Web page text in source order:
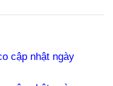
cập nhật ngày